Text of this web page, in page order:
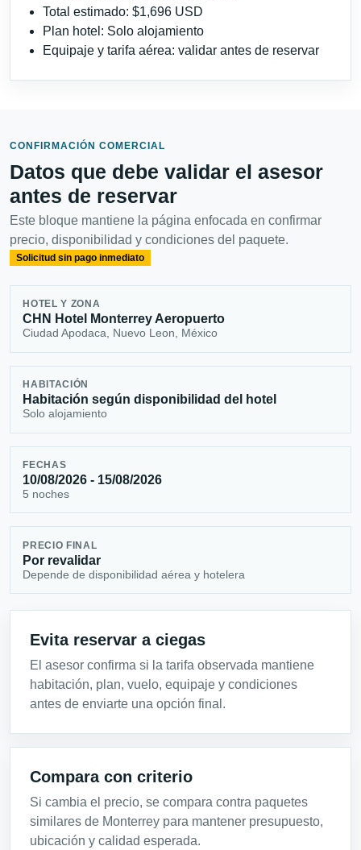
Total estimado: $1,696 USD
Plan hotel: Solo alojamiento
Equipaje y tarifa aérea: validar antes de reservar
CONFIRMACIÓN COMERCIAL
Datos que debe validar el asesor
antes de reservar
Este bloque mantiene la página enfocada en confirmar
precio, disponibilidad y condiciones del paquete.
Solicitud sin pago inmediato
HOTEL Y ZONA
CHN Hotel Monterrey Aeropuerto
Ciudad Apodaca, Nuevo Leon, México
HABITACIÓN
Habitación según disponibilidad del hotel
Solo alojamiento
FECHAS
10/08/2026 - 15/08/2026
5 noches
PRECIO FINAL
Por revalidar
Depende de disponibilidad aérea y hotelera
Evita reservar a ciegas
El asesor confirma si la tarifa observada mantiene
habitación, plan, vuelo, equipaje y condiciones
antes de enviarte una opción final.
Compara con criterio
Si cambia el precio, se compara contra paquetes
similares de Monterrey para mantener presupuesto,
ubicación y calidad esperada.